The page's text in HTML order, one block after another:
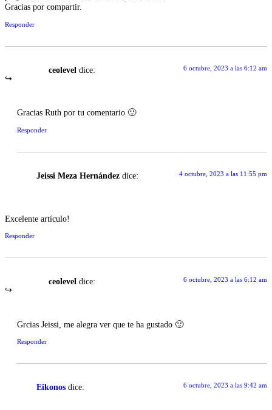
Gracias por compartir.
Responder
ceolevel dice: 6 octubre, 2023 a las 6:12 am
Gracias Ruth por tu comentario 🙂
Responder
Jeissi Meza Hernández dice: 4 octubre, 2023 a las 11:55 pm
Excelente artículo!
Responder
ceolevel dice: 6 octubre, 2023 a las 6:12 am
Grcias Jeissi, me alegra ver que te ha gustado 🙂
Responder
Eikonos dice: 6 octubre, 2023 a las 9:42 am